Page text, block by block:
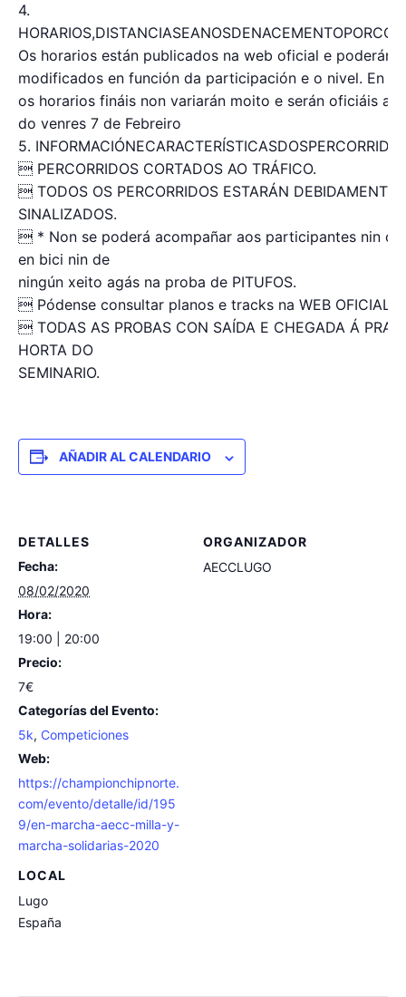
4.
Os horarios están publicados na web oficial e poderán
modificados en función da participación e o nivel. En
os horarios fináis non variarán moito e serán oficiáis as
do venres 7 de Febreiro
5.
 PERCORRIDOS CORTADOS AO TRÁFICO.
 TODOS OS PERCORRIDOS ESTARÁN DEBIDAMENTE
SINALIZADOS.
 * Non se poderá acompañar aos participantes nin
en bici nin de
ningún xeito agás na proba de PITUFOS.
 Pódense consultar planos e tracks na WEB OFICIAL.
 TODAS AS PROBAS CON SAÍDA E CHEGADA Á
HORTA DO
SEMINARIO.
AÑADIR AL CALENDARIO
DETALLES
Fecha:
08/02/2020
Hora:
19:00 | 20:00
Precio:
7€
Categorías del Evento:
5k, Competiciones
Web:
https://championchipnorte.
com/evento/detalle/id/195
9/en-marcha-aecc-milla-y-
marcha-solidarias-2020
LOCAL
Lugo
España
ORGANIZADOR
AECCLUGO